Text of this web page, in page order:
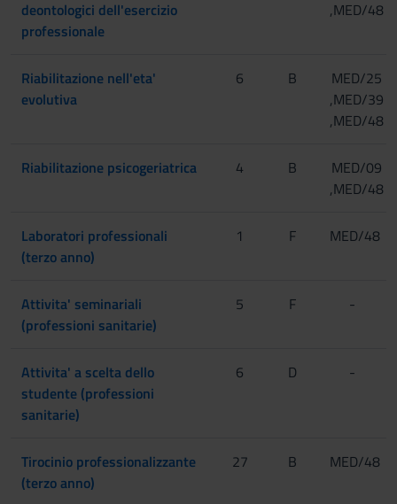
deontologici dell'esercizio
professionale
,MED/48
Riabilitazione nell'eta'
evolutiva
6 B
MED/25
,MED/39
,MED/48
Riabilitazione psicogeriatrica 4 B
MED/09
,MED/48
Laboratori professionali
(terzo anno)
1 F MED/48
Attivita' seminariali
(professioni sanitarie)
5 F -
Attivita' a scelta dello
studente (professioni
sanitarie)
6 D -
Tirocinio professionalizzante
(terzo anno)
27 B MED/48